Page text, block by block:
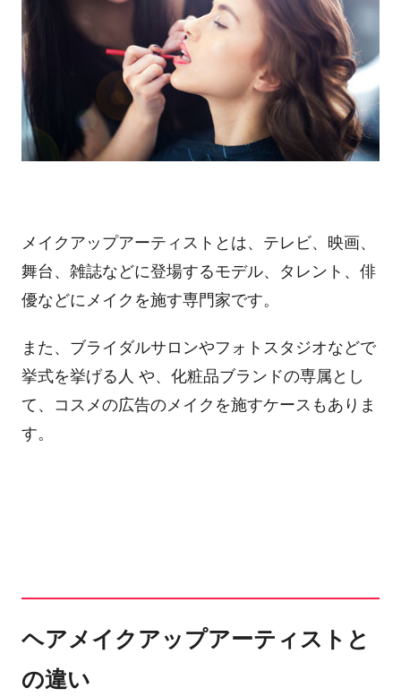
メイクアップアーティストとは、テレビ、映画、
舞台、雑誌などに登場するモデル、タレント、俳
優などにメイクを施す専門家です。
また、ブライダルサロンやフォトスタジオなどで
挙式を挙げる人 や、化粧品ブランドの専属とし
て、コスメの広告のメイクを施すケースもありま
す。
ヘアメイクアップアーティストと
の違い